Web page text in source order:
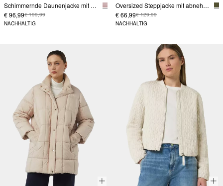
Schimmernde Daunenjacke mit Stehkragen
€ 96,99€ 199,99
NACHHALTIG
Oversized Steppjacke mit abnehmbarem Teddykragen
€ 66,99€ 129,99
NACHHALTIG